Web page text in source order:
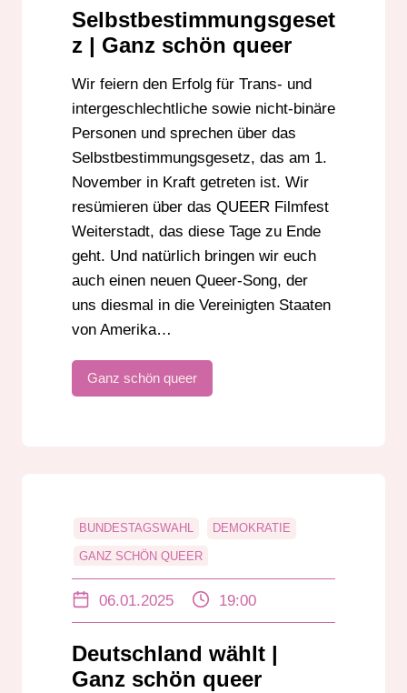
Selbstbestimmungsgeset
z | Ganz schön queer
Wir feiern den Erfolg für Trans- und
intergeschlechtliche sowie nicht-binäre
Personen und sprechen über das
Selbstbestimmungsgesetz, das am 1.
November in Kraft getreten ist. Wir
resümieren über das QUEER Filmfest
Weiterstadt, das diese Tage zu Ende
geht. Und natürlich bringen wir euch
auch einen neuen Queer-Song, der
uns diesmal in die Vereinigten Staaten
von Amerika…
Ganz schön queer
BUNDESTAGSWAHL DEMOKRATIE
GANZ SCHÖN QUEER
LEON EBERSMANN
06.01.2025 19:00
Deutschland wählt |
Ganz schön queer